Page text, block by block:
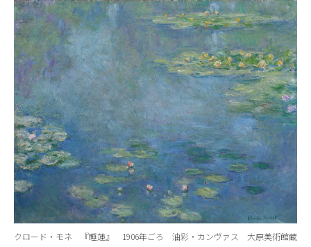
クロード・モネ 『睡蓮』 1906年ごろ 油彩・カンヴァス 大原美術館蔵